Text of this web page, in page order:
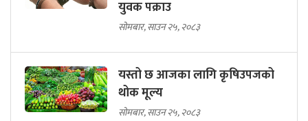
युवक पक्राउ
सोमबार, साउन २५, २०८३
यस्तो छ आजका लागि कृषिउपजको
थोक मूल्य
सोमबार, साउन २५, २०८३